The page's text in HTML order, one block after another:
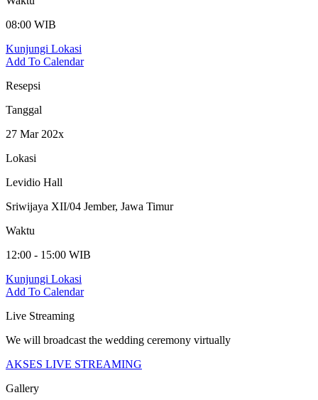
08:00 WIB
Kunjungi Lokasi
Add To Calendar
Resepsi
Tanggal
27 Mar 202x
Lokasi
Levidio Hall
Sriwijaya XII/04 Jember, Jawa Timur
Waktu
12:00 - 15:00 WIB
Kunjungi Lokasi
Add To Calendar
Live Streaming
We will broadcast the wedding ceremony virtually
AKSES LIVE STREAMING
Gallery